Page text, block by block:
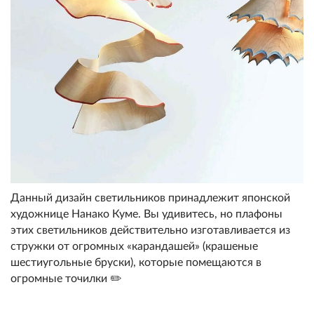
Данный дизайн светильников принадлежит японской
художнице Нанако Куме. Вы удивитесь, но плафоны
этих светильников действительно изготавливается из
стружки от огромных «карандашей» (крашеные
шестиугольные бруски), которые помещаются в
огромные точилки ✏️